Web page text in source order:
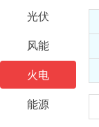
光伏
风能
火电
能源